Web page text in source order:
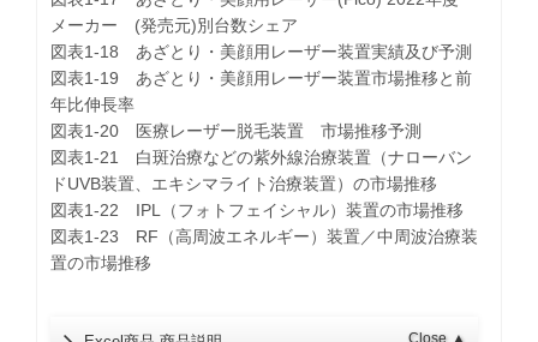
メーカー (発売元)別台数シェア
図表1-18 あざとり・美顔用レーザー装置実績及び予測
図表1-19 あざとり・美顔用レーザー装置市場推移と前
年比伸長率
図表1-20 医療レーザー脱毛装置 市場推移予測
図表1-21 白斑治療などの紫外線治療装置（ナローバン
ドUVB装置、エキシマライト治療装置）の市場推移
図表1-22 IPL（フォトフェイシャル）装置の市場推移
図表1-23 RF（高周波エネルギー）装置／中周波治療装
置の市場推移
Close ▲